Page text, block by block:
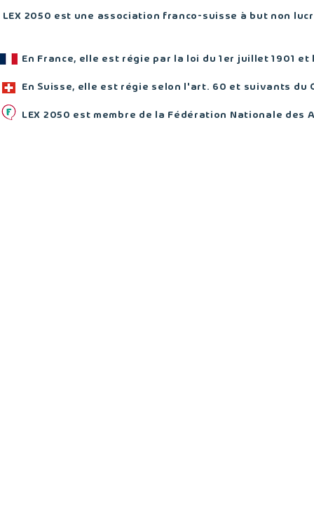
LEX 2050 est une association franco-suisse à but non
En France, elle est régie par la loi du 1er juillet 1901 et
En Suisse, elle est régie selon l'art. 60 et suivants du
LEX 2050 est membre de la Fédération Nationale